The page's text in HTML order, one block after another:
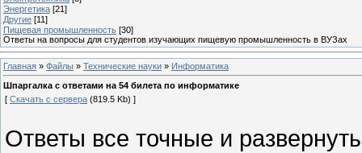
Энергетика [21]
Другие [11]
Пищевая промышленность [30]
Ответы на вопросы для студентов изучающих пищевую промышленность в ВУЗах
Главная » Файлы » Технические науки » Информатика
Шпаргалка с ответами на 54 билета по информатике
[ Скачать с сервера (819.5 Kb) ]
Ответы все точные и